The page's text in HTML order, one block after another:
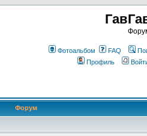
Фотоальбом FAQ
Профиль
Форум